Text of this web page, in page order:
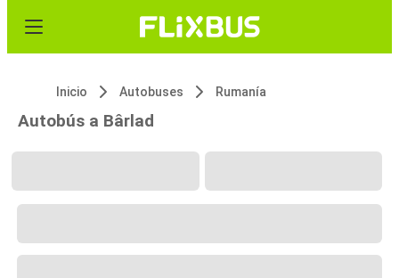
Inicio Autobuses Rumanía
Autobús a Bârlad